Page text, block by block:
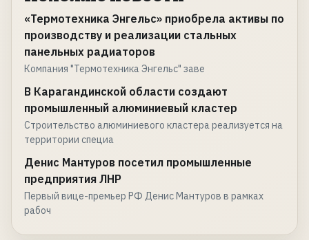
«Термотехника Энгельс» приобрела активы по
производству и реализации стальных
панельных радиаторов
Компания "Термотехника Энгельс" заве
В Карагандинской области создают
промышленный алюминиевый кластер
Строительство алюминиевого кластера реализуется на
территории специа
Денис Мантуров посетил промышленные
предприятия ЛНР
Первый вице-премьер РФ Денис Мантуров в рамках
рабоч